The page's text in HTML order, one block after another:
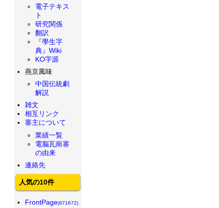
電子テキス
ト
研究関係
翻訳
『學生字
典』Wiki
KO字源
燕京風味
中国伝統劇
解説
雑文
相互リンク
寨主について
業績一覧
電脳瓦崗寨
の由来
連絡先
人気の10件
FrontPage(971672)